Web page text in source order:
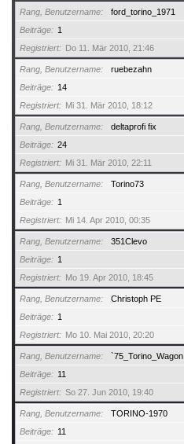
Rang, Benutzername
ford_torino_1971
Beiträge
1
Registriert
Do 11. Mär 2010, 21:46
Rang, Benutzername
ruebezahn
Beiträge
14
Registriert
Mi 31. Mär 2010, 18:12
Rang, Benutzername
deltaprofi fix
Beiträge
24
Registriert
Mi 31. Mär 2010, 22:11
Rang, Benutzername
Torino73
Beiträge
1
Registriert
Mi 14. Apr 2010, 00:35
Rang, Benutzername
351Clevo
Beiträge
1
Registriert
Mo 19. Apr 2010, 18:45
Rang, Benutzername
Christoph PE
Beiträge
1
Registriert
Mo 10. Mai 2010, 20:20
Rang, Benutzername
`75_Torino_Wagon
Beiträge
11
Registriert
So 27. Jun 2010, 19:40
Rang, Benutzername
TORINO-1970
Beiträge
11